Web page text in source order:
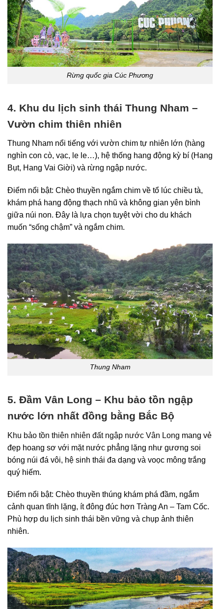
Rừng quốc gia Cúc Phương
4. Khu du lịch sinh thái Thung Nham –
Vườn chim thiên nhiên
Thung Nham nổi tiếng với vườn chim tự nhiên lớn (hàng
nghìn con cò, vạc, le le…), hệ thống hang động kỳ bí (Hang
Bụt, Hang Vai Giời) và rừng ngập nước.
Điểm nổi bật: Chèo thuyền ngắm chim về tổ lúc chiều tà,
khám phá hang động thạch nhũ và không gian yên bình
giữa núi non. Đây là lựa chọn tuyệt vời cho du khách
muốn “sống chậm” và ngắm chim.
Thung Nham
5. Đầm Vân Long – Khu bảo tồn ngập
nước lớn nhất đồng bằng Bắc Bộ
Khu bảo tồn thiên nhiên đất ngập nước Vân Long mang vẻ
đẹp hoang sơ với mặt nước phẳng lặng như gương soi
bóng núi đá vôi, hệ sinh thái đa dạng và voọc mông trắng
quý hiếm.
Điểm nổi bật: Chèo thuyền thúng khám phá đầm, ngắm
cảnh quan tĩnh lặng, ít đông đúc hơn Tràng An – Tam Cốc.
Phù hợp du lịch sinh thái bền vững và chụp ảnh thiên
nhiên.